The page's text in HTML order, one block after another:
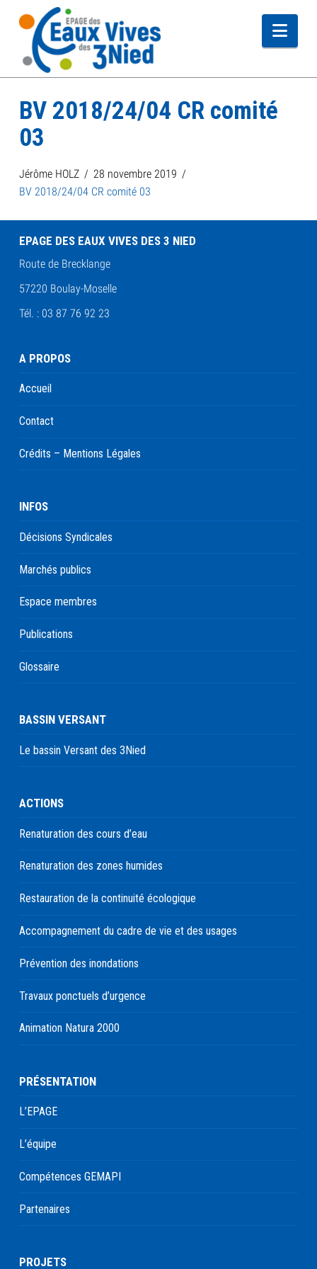
BV 2018/24/04 CR comité
03
Jérôme HOLZ
28 novembre 2019
BV 2018/24/04 CR comité 03
EPAGE DES EAUX VIVES DES 3 NIED
Route de Brecklange
57220 Boulay-Moselle
Tél. : 03 87 76 92 23
A PROPOS
Accueil
Contact
Crédits – Mentions Légales
INFOS
Décisions Syndicales
Marchés publics
Espace membres
Publications
Glossaire
BASSIN VERSANT
Le bassin Versant des 3Nied
ACTIONS
Renaturation des cours d’eau
Renaturation des zones humides
Restauration de la continuité écologique
Accompagnement du cadre de vie et des usages
Prévention des inondations
Travaux ponctuels d’urgence
Animation Natura 2000
PRÉSENTATION
L’EPAGE
L’équipe
Compétences GEMAPI
Partenaires
PROJETS